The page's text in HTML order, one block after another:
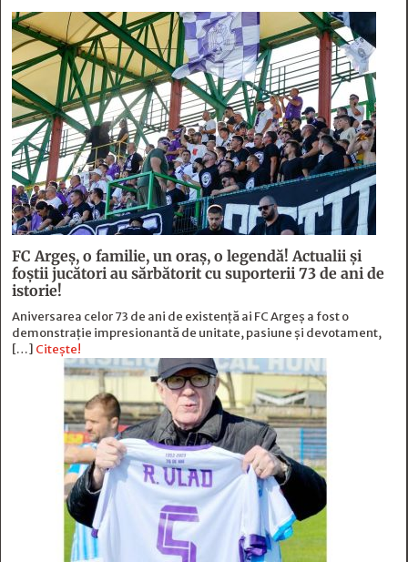
FC Argeş, o familie, un oraș, o legendă! Actualii şi
foştii jucători au sărbătorit cu suporterii 73 de ani de
istorie!
Aniversarea celor 73 de ani de existență ai FC Argeș a fost o
demonstrație impresionantă de unitate, pasiune și devotament,
[…] Citește!